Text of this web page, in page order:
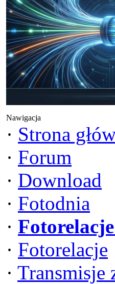
Nawigacja
· Strona
· Forum
· Download
· Fotodnia
·
· Fotorelacje
· Transmisje